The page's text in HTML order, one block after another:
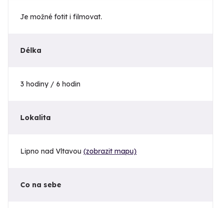
Je možné fotit i filmovat.
Délka
3 hodiny / 6 hodin
Lokalita
Lipno nad Vltavou (zobrazit mapu)
Co na sebe